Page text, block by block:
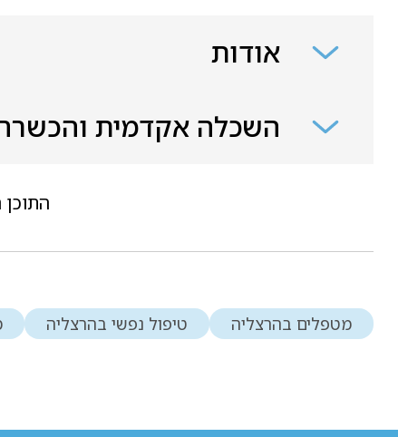
אודות
השכלה אקדמית
מטפלים בהרצליה טיפול נפשי בהרצליה